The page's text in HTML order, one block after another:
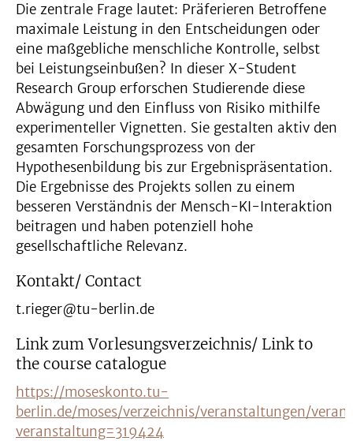
Die zentrale Frage lautet: Präferieren Betroffene
maximale Leistung in den Entscheidungen oder
eine maßgebliche menschliche Kontrolle, selbst
bei Leistungseinbußen? In dieser X-Student
Research Group erforschen Studierende diese
Abwägung und den Einfluss von Risiko mithilfe
experimenteller Vignetten. Sie gestalten aktiv den
gesamten Forschungsprozess von der
Hypothesenbildung bis zur Ergebnispräsentation.
Die Ergebnisse des Projekts sollen zu einem
besseren Verständnis der Mensch-KI-Interaktion
beitragen und haben potenziell hohe
gesellschaftliche Relevanz.
Kontakt/ Contact
t.rieger@tu-berlin.de
Link zum Vorlesungsverzeichnis/ Link to
the course catalogue
https://moseskonto.tu-
berlin.de/moses/verzeichnis/veranstaltungen/
veranstaltung=319424